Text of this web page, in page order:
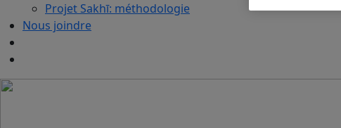
Projet Sakhī: méthodologie
Nous joindre